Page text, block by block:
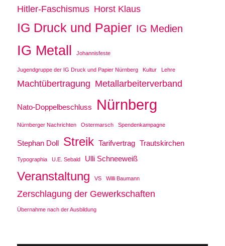
Hitler-Faschismus Horst Klaus
IG Druck und Papier IG Medien
IG Metall Johannisfeste
Jugendgruppe der IG Druck und Papier Nürnberg Kultur Lehre
Machtübertragung Metallarbeiterverband
Nato-Doppelbeschluss Nürnberg
Nürnberger Nachrichten Ostermarsch Spendenkampagne
Stephan Doll Streik Tarifvertrag Trautskirchen
Typographia U.E. Sebald Ulli Schneeweiß
Veranstaltung VS Willi Baumann
Zerschlagung der Gewerkschaften
Übernahme nach der Ausbildung